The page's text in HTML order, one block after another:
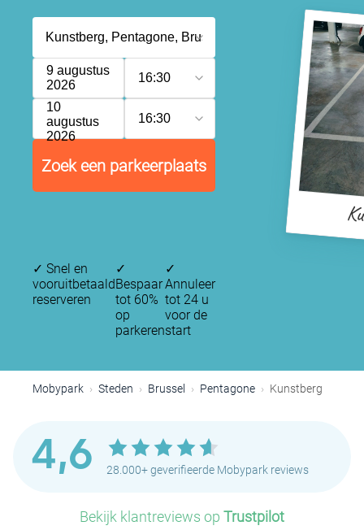
9 augustus
2026
16:30
10
augustus
2026
16:30
Zoek een parkeerplaats
✓ Snel en
vooruitbetaald
reserveren
✓
Bespaar
tot 60%
op
parkeren
✓
Annuleer
tot 24 u
voor de
start
Mobypark Steden Brussel Pentagone Kunstberg
4,6 28.000+ geverifieerde Mobypark reviews
Bekijk klantreviews op Trustpilot
P
P
P
P